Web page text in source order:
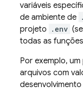
variáveis
de ambiente de
projeto
.env
todas as
Por exemplo,
arquivos com